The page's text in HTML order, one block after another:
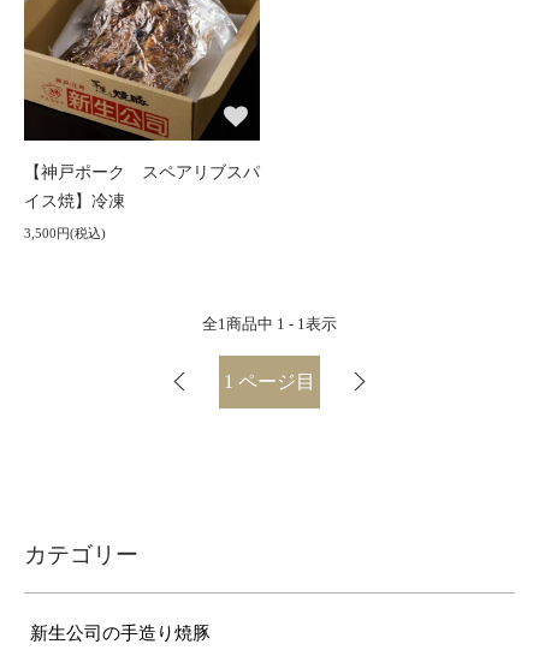
【神戸ポーク スペアリブスパ
イス焼】冷凍
3,500円(税込)
全1商品中 1 - 1表示
1 ページ目
カテゴリー
新生公司の手造り焼豚